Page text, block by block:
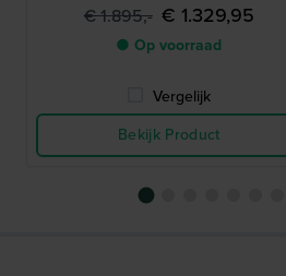
€ 1.895,- € 1.329,95
● Op voorraad
Vergelijk
Bekijk Product